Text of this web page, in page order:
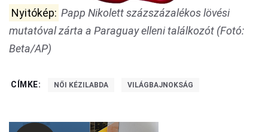
Nyitókép: Papp Nikolett százszázalékos lövési
mutatóval zárta a Paraguay elleni találkozót (Fotó:
Beta/AP)
CÍMKE: NŐI KÉZILABDA VILÁGBAJNOKSÁG